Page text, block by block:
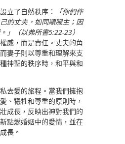
立了自然秩序：
「你們作
的丈夫，如同順服主；因
」（以弗所書5:22-23）
威，而是責任。丈夫的角
妻子則以尊重和理解來支
神聖的秩序時，和平與和
去愛的旅程。當我們擁抱
、犧牲和尊重的原則時，
成長，反映出神對我們的
點燃婚姻中的愛情，並在
長。